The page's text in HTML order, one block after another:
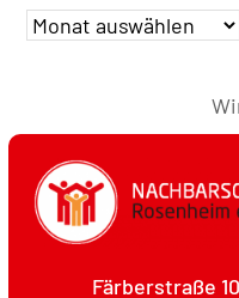
Archiv
Färberstraße